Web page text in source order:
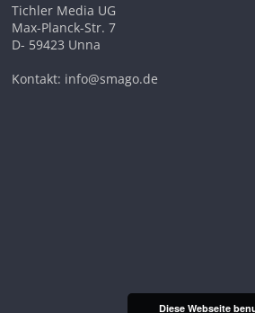
Tichler Media UG
Max-Planck-Str. 7
D- 59423 Unna
Kontakt: info@smago.de
Diese Webseite